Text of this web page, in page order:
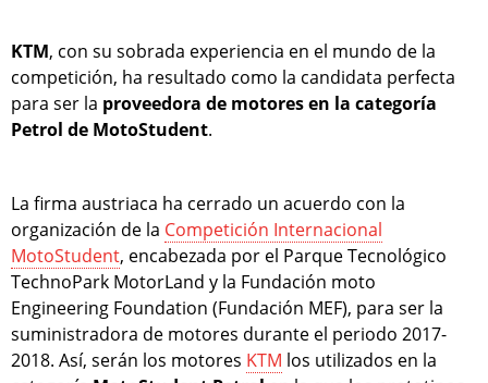
KTM, con su sobrada experiencia en el mundo de la
competición, ha resultado como la candidata perfecta
para ser la proveedora de motores en la categoría
Petrol de MotoStudent.
La firma austriaca ha cerrado un acuerdo con la
organización de la Competición Internacional
MotoStudent, encabezada por el Parque Tecnológico
TechnoPark MotorLand y la Fundación moto
Engineering Foundation (Fundación MEF), para ser la
suministradora de motores durante el periodo 2017-
2018. Así, serán los motores KTM los utilizados en la